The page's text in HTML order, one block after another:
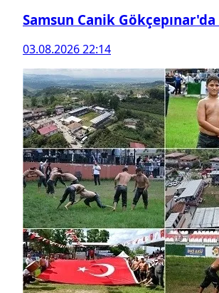
Samsun Canik
03.08.2026 22:14